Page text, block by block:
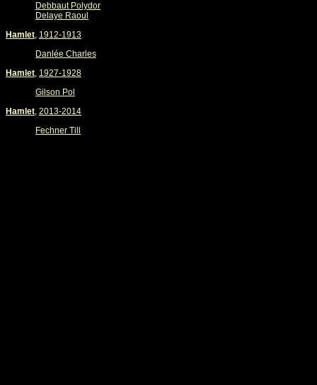
Debbaut Polydor
Delaye Raoul
Hamlet, 1912-1913
Danlée Charles
Hamlet, 1927-1928
Gilson Pol
Hamlet, 2013-2014
Fechner Till